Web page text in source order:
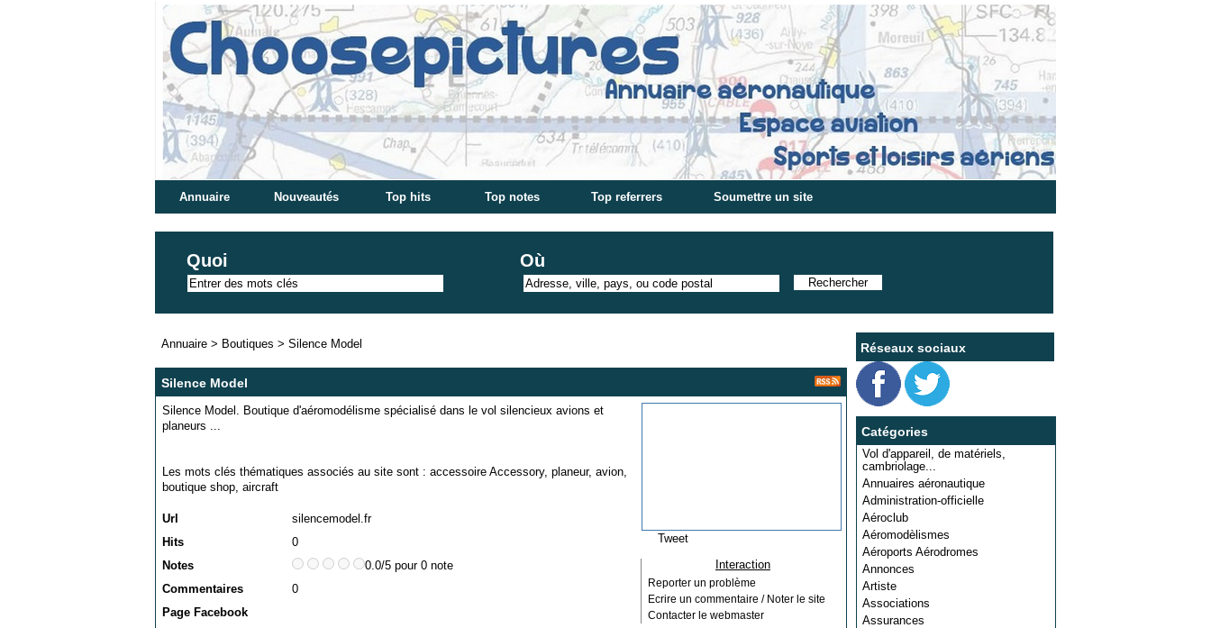
Annuaire Nouveautés Top hits Top notes Top referrers Soumettre un site
Quoi Où
Réseaux sociaux
Catégories
Vol d'appareil, de matériels,
cambriolage...
Annuaires aéronautique
Administration-officielle
Aéroclub
Aéromodèlismes
Aéroports Aérodromes
Annonces
Artiste
Associations
Assurances
Annuaire > Boutiques > Silence Model
Silence Model
Silence Model. Boutique d'aéromodélisme spécialisé dans le vol silencieux avions et
planeurs ...
Les mots clés thématiques associés au site sont : accessoire Accessory, planeur, avion,
boutique shop, aircraft
Url
silencemodel.fr
Hits
0
Notes
0.0/5 pour 0 note
Commentaires
0
Page Facebook
Tweet
Interaction
Reporter un problème
Ecrire un commentaire / Noter le site
Contacter le webmaster